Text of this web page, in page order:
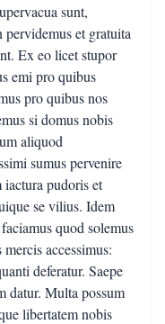
sunt,
et gratuita
Ex eo licet stupor
emi pro quibus
pro quibus nos
si domus nobis
aliquod
sumus pervenire
pudoris et
se vilius. Idem
quod solemus
accessimus:
deferatur. Saepe
datur. Multa possum
libertatem nobis